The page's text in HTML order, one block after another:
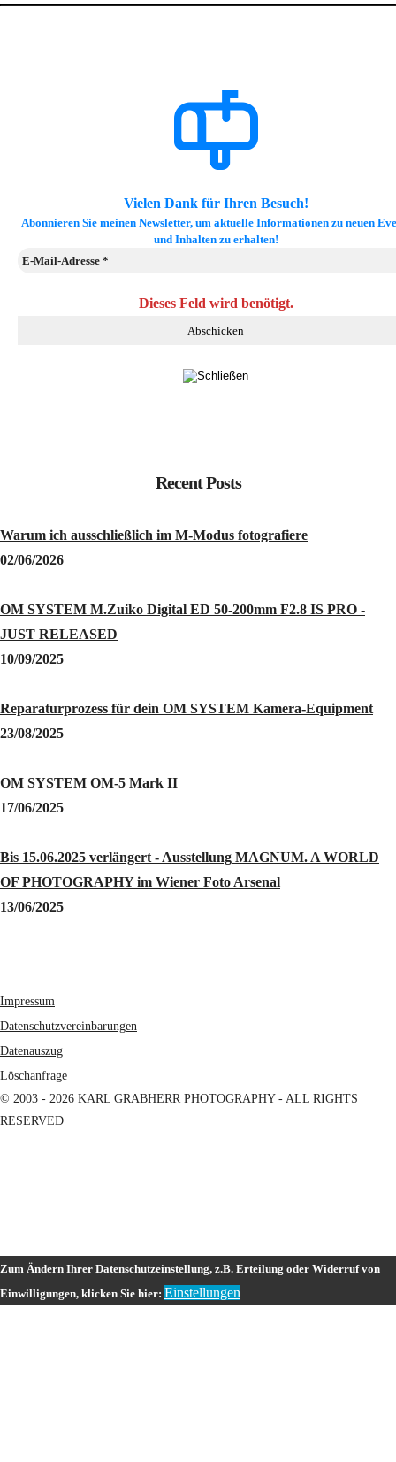
Vielen Dank für Ihren Besuch!
Abonnieren Sie meinen Newsletter, um aktuelle Informationen zu neuen
und Inhalten zu erhalten!
Dieses Feld wird benötigt.
Recent Posts
Warum ich ausschließlich im M-Modus fotografiere
02/06/2026
OM SYSTEM M.Zuiko Digital ED 50-200mm F2.8 IS PRO -
JUST RELEASED
10/09/2025
Reparaturprozess für dein OM SYSTEM Kamera-Equipment
23/08/2025
OM SYSTEM OM-5 Mark II
17/06/2025
Bis 15.06.2025 verlängert - Ausstellung MAGNUM. A WORLD
OF PHOTOGRAPHY im Wiener Foto Arsenal
13/06/2025
Impressum
Datenschutzvereinbarungen
Datenauszug
Löschanfrage
© 2003 - 2026 KARL GRABHERR PHOTOGRAPHY - ALL RIGHTS
RESERVED
Zum Ändern Ihrer Datenschutzeinstellung, z.B. Erteilung oder Widerruf von
Einwilligungen, klicken Sie hier: Einstellungen